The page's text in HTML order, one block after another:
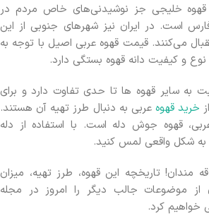
قهوه خلیجی جز نوشیدنی‌های خاص مردم در
است. در ایران نیز شهرهای جنوبی از این
می‌کنند. قیمت قهوه عربی اصیل با توجه به
و کیفیت دانه قهوه بستگی دارد.
به سایر قهوه ها تا حدی تفاوت دارد و برای
خرید قهوه عربی به دنبال طرز تهیه آن هستند.
قهوه جوش دله است. با استفاده از دله
به شکل واقعی لمس کنید.
مندان! تاریخچه این قهوه، طرز تهیه، میزان
از موضوعات جالب دیگر را امروز در مجله
خواهیم کرد.